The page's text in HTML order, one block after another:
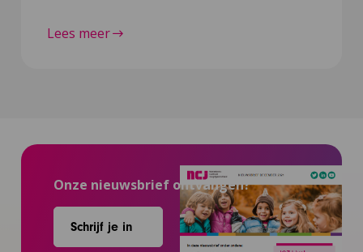
Lees meer
Onze nieuwsbrief ontvangen?
Schrijf je in